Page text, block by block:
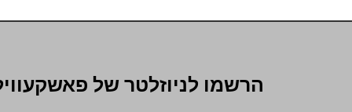
הרשמו לניוזלטר של